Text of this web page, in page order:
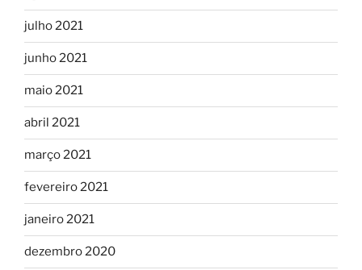
julho 2021
junho 2021
maio 2021
abril 2021
março 2021
fevereiro 2021
janeiro 2021
dezembro 2020